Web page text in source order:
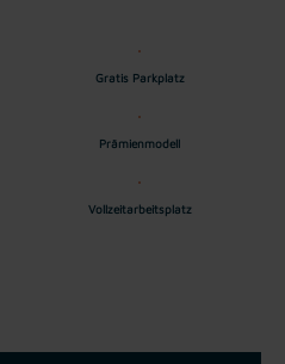
Gratis Parkplatz
Prämienmodell
Vollzeitarbeitsplatz